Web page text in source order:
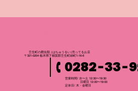
壬生町の爬虫類（はちゅうるい）売ってるお店
〒321-0204 栃木県下都賀郡壬生町緑町1-16-6
0282-33-
営業時間/ 水〜土 12:30〜19:30
日曜日 12:00〜19:00
​定休日/ 木・金曜日